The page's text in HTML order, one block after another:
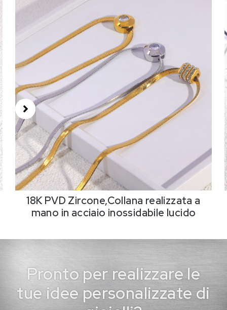
18K PVD Zircone,Collana realizzata a
mano in acciaio inossidabile lucido
Pronto per realizzare le
tue idee personalizzate di